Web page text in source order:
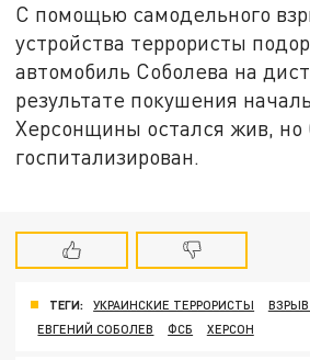
С помощью самодельного
устройства террористы
автомобиль Соболева на
результате покушения
Херсонщины остался жив, но
госпитализирован.
ТЕГИ: УКРАИНСКИЕ ТЕРРОРИСТЫ
ЕВГЕНИЙ СОБОЛЕВ
ФСБ ХЕРСОН